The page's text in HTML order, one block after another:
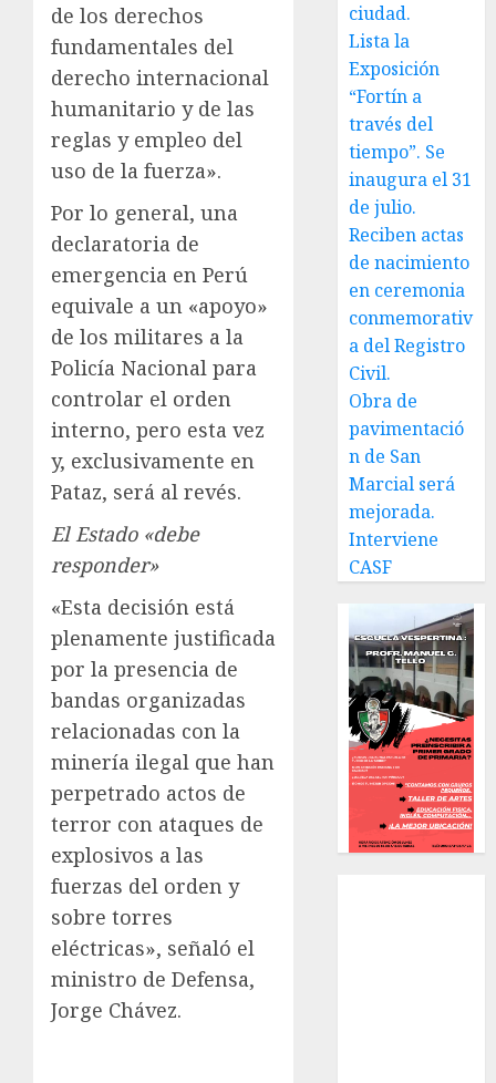
de los derechos
fundamentales del
derecho internacional
humanitario y de las
reglas y empleo del
uso de la fuerza».
Por lo general, una
declaratoria de
emergencia en Perú
equivale a un «apoyo»
de los militares a la
Policía Nacional para
controlar el orden
interno, pero esta vez
y, exclusivamente en
Pataz, será al revés.
El Estado «debe
responder»
«Esta decisión está
plenamente justificada
por la presencia de
bandas organizadas
relacionadas con la
minería ilegal que han
perpetrado actos de
terror con ataques de
explosivos a las
fuerzas del orden y
sobre torres
eléctricas», señaló el
ministro de Defensa,
Jorge Chávez.
ciudad.
Lista la
Exposición
“Fortín a
través del
tiempo”. Se
inaugura el 31
de julio.
Reciben actas
de nacimiento
en ceremonia
conmemorativ
a del Registro
Civil.
Obra de
pavimentació
n de San
Marcial será
mejorada.
Interviene
CASF